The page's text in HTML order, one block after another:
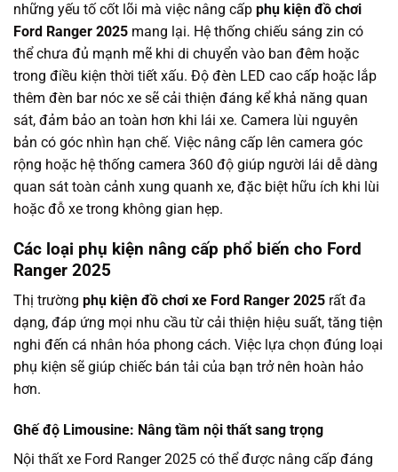
những yếu tố cốt lõi mà việc nâng cấp phụ kiện đồ chơi
Ford Ranger 2025 mang lại. Hệ thống chiếu sáng zin có
thể chưa đủ mạnh mẽ khi di chuyển vào ban đêm hoặc
trong điều kiện thời tiết xấu. Độ đèn LED cao cấp hoặc lắp
thêm đèn bar nóc xe sẽ cải thiện đáng kể khả năng quan
sát, đảm bảo an toàn hơn khi lái xe. Camera lùi nguyên
bản có góc nhìn hạn chế. Việc nâng cấp lên camera góc
rộng hoặc hệ thống camera 360 độ giúp người lái dễ dàng
quan sát toàn cảnh xung quanh xe, đặc biệt hữu ích khi lùi
hoặc đỗ xe trong không gian hẹp.
Các loại phụ kiện nâng cấp phổ biến cho Ford
Ranger 2025
Thị trường phụ kiện đồ chơi xe Ford Ranger 2025 rất đa
dạng, đáp ứng mọi nhu cầu từ cải thiện hiệu suất, tăng tiện
nghi đến cá nhân hóa phong cách. Việc lựa chọn đúng loại
phụ kiện sẽ giúp chiếc bán tải của bạn trở nên hoàn hảo
hơn.
Ghế độ Limousine: Nâng tầm nội thất sang trọng
Nội thất xe Ford Ranger 2025 có thể được nâng cấp đáng